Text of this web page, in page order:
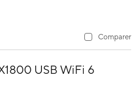
USB WiFi 6
Comparer